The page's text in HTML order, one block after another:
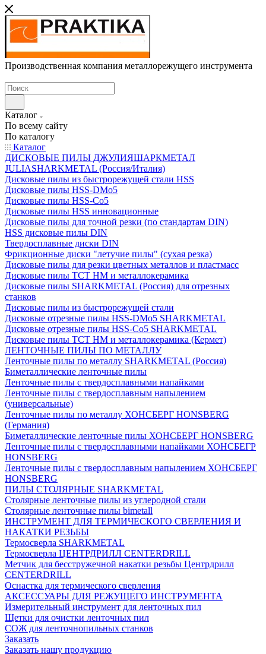
Производственная компания металлорежущего инструмента
Каталог
По всему сайту
По каталогу
Каталог
ДИСКОВЫЕ ПИЛЫ ДЖУЛИЯШАРКМЕТАЛ
JULIASHARKMETAL (Россия/Италия)
Дисковые пилы из быстрорежущей стали HSS
Дисковые пилы HSS-DMo5
Дисковые пилы HSS-Co5
Дисковые пилы HSS инновационные
Дисковые пилы для точной резки (по стандартам DIN)
HSS дисковые пилы DIN
Твердосплавные диски DIN
Фрикционные диски "летучие пилы" (сухая резка)
Дисковые пилы для резки цветных металлов и пластмасс
Дисковые пилы ТСТ НМ и металлокерамика
Дисковые пилы SHARKMETAL (Россия) для отрезных
станков
Дисковые пилы из быстрорежущей стали
Дисковые отрезные пилы HSS-DMo5 SHARKMETAL
Дисковые отрезные пилы HSS-Co5 SHARKMETAL
Дисковые пилы ТСТ НМ и металлокерамика (Кермет)
ЛЕНТОЧНЫЕ ПИЛЫ ПО МЕТАЛЛУ
Ленточные пилы по металлу SHARKMETAL (Россия)
Биметаллические ленточные пилы
Ленточные пилы с твердосплавными напайками
Ленточные пилы с твердосплавным напылением
(универсальные)
Ленточные пилы по металлу ХОНСБЕРГ HONSBERG
(Германия)
Биметаллические ленточные пилы ХОНСБЕРГ HONSBERG
Ленточные пилы с твердосплавными напайками ХОНСБЕГР
HONSBERG
Ленточные пилы с твердосплавным напылением ХОНСБЕРГ
HONSBERG
ПИЛЫ СТОЛЯРНЫЕ SHARKMETAL
Столярные ленточные пилы из углеродной стали
Столярные ленточные пилы bimetall
ИНСТРУМЕНТ ДЛЯ ТЕРМИЧЕСКОГО СВЕРЛЕНИЯ И
НАКАТКИ РЕЗЬБЫ
Термосверла SHARKMETAL
Термосверла ЦЕНТРДРИЛЛ CENTERDRILL
Метчик для бесстружечной накатки резьбы Центрдрилл
CENTERDRILL
Оснастка для термического сверления
АКСЕССУАРЫ ДЛЯ РЕЖУЩЕГО ИНСТРУМЕНТА
Измерительный инструмент для ленточных пил
Щетки для очистки ленточных пил
СОЖ для ленточнопильных станков
Заказать
Заказать нашу продукцию